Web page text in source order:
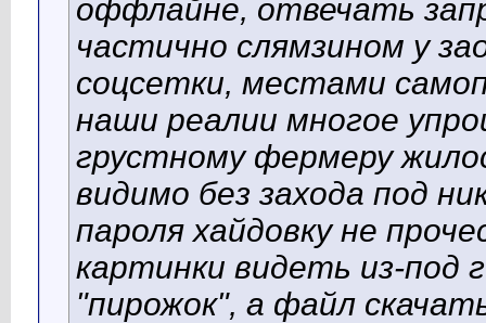
оффлайне, отвечать
частично слямзином у
соцсетки, местами
наши реалии многое
грустному фермеру
видимо без захода под
пароля хайдовку не
картинки видеть из-под
"пирожок", а файл